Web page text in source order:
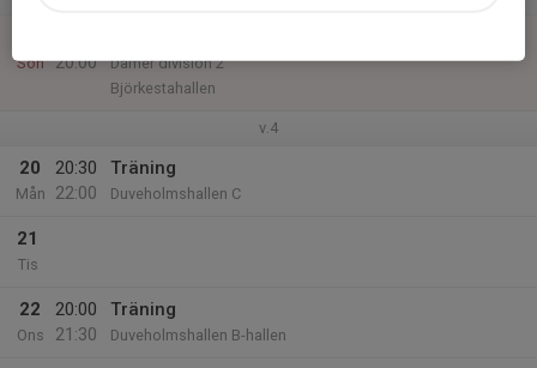
Sön
20:00
Damer division 2
Björkestahallen
v.4
20
Mån
20:30
22:00
Träning
Duveholmshallen C
21
Tis
22
Ons
20:00
21:30
Träning
Duveholmshallen B-hallen